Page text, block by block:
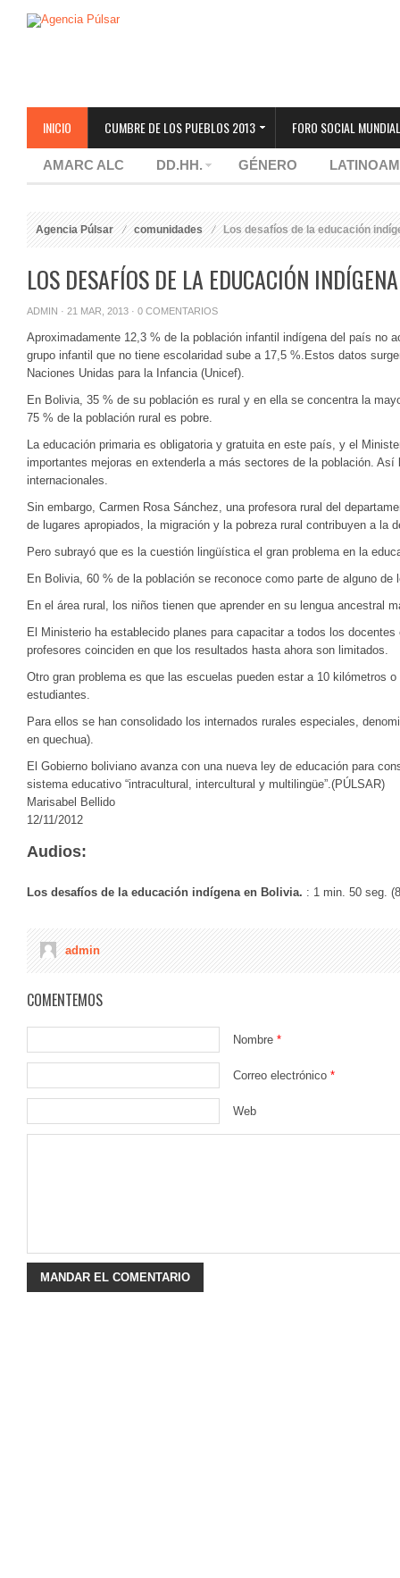
INICIO CUMBRE DE LOS PUEBLOS 2013 FORO SOCIAL
AMARC ALC DD.HH. GÉNERO
Agencia Púlsar comunidades Los desafíos de la educación
LOS DESAFÍOS DE LA EDUCACIÓN
ADMIN · 21 MAR, 2013 · 0 COMENTARIOS
Aproximadamente 12,3 % de la población infantil indígena del país no
grupo infantil que no tiene escolaridad sube a 17,5 %. Estos datos
Naciones Unidas para la Infancia (Unicef).
En Bolivia, 35 % de su población es rural y en ella se concentra la
75 % de la población rural es pobre.
La educación primaria es obligatoria y gratuita en este país, y el
importantes mejoras en extenderla a más sectores de la población.
internacionales.
Sin embargo, Carmen Rosa Sánchez, una profesora rural del
de lugares apropiados, la migración y la pobreza rural contribuyen a la
Pero subrayó que es la cuestión lingüística el gran problema en la
En Bolivia, 60 % de la población se reconoce como parte de alguno
En el área rural, los niños tienen que aprender en su lengua ancestral
El Ministerio ha establecido planes para capacitar a todos los
profesores coinciden en que los resultados hasta ahora son limitados.
Otro gran problema es que las escuelas pueden estar a 10 kilómetros
estudiantes.
Para ellos se han consolidado los internados rurales especiales,
en quechua).
El Gobierno boliviano avanza con una nueva ley de educación para
sistema educativo “intracultural, intercultural y multilingüe”.(PÚLSAR)
Marisabel Bellido
12/11/2012
Audios:
Los desafíos de la educación indígena en Bolivia. : 1 min. 50 seg.
admin
COMENTEMOS
Nombre *
Correo electrónico *
Web